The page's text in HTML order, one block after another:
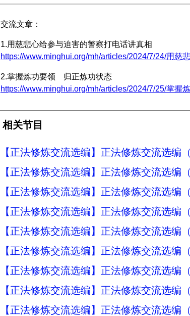
交流文章：
1.用慈悲心给参与迫害的警察打电话讲真相
https://www.minghui.org/mh/articles/2024/7/24/用慈
2.掌握炼功要领 归正炼功状态
https://www.minghui.org/mh/articles/2024/7/25/掌握
相关节目
【正法修炼交流选编】正法修炼交流选编（
【正法修炼交流选编】正法修炼交流选编（
【正法修炼交流选编】正法修炼交流选编（
【正法修炼交流选编】正法修炼交流选编（
【正法修炼交流选编】正法修炼交流选编（
【正法修炼交流选编】正法修炼交流选编（
【正法修炼交流选编】正法修炼交流选编（
【正法修炼交流选编】正法修炼交流选编（
【正法修炼交流选编】正法修炼交流选编（